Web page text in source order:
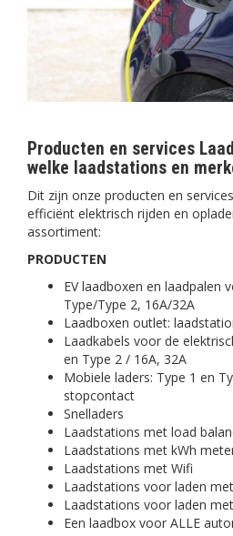
Producten en services
welke laadstations en
Dit zijn onze producten en
efficiënt elektrisch rijden en
assortiment:
PRODUCTEN
EV laadboxen en laadpalen
Type/Type 2, 16A/32A
Laadboxen outlet:
Laadkabels voor de
en Type 2 / 16A, 32A
Mobiele laders: Type 1 en
stopcontact
Snelladers
Laadstations met load
Laadstations met kWh
Laadstations met Wifi
Laadstations voor laden
Laadstations voor laden
Een laadbox voor ALLE